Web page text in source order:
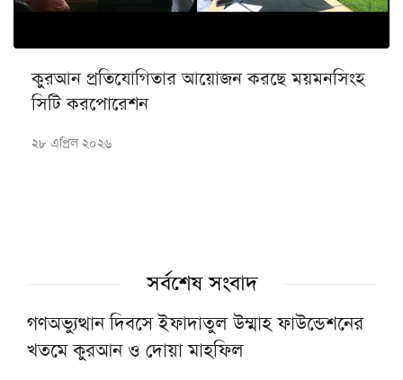
কুরআন প্রতিযোগিতার আয়োজন করছে ময়মনসিংহ
সিটি করপোরেশন
২৮ এপ্রিল ২০২৬
সর্বশেষ সংবাদ
গণঅভ্যুত্থান দিবসে ইফাদাতুল উম্মাহ ফাউন্ডেশনের
খতমে কুরআন ও দোয়া মাহফিল